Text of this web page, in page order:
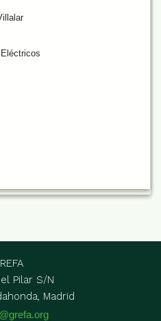
Pilar S/N
Madrid